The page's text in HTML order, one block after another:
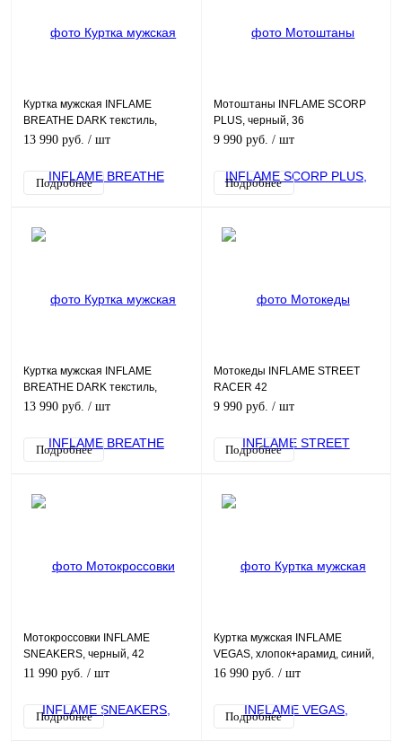
Куртка мужская INFLAME
BREATHE DARK текстиль,
черный, L
13 990 руб. / шт
Подробнее
Мотоштаны INFLAME SCORP
PLUS, черный, 36
9 990 руб. / шт
Подробнее
Куртка мужская INFLAME
BREATHE DARK текстиль,
черный, XXL
13 990 руб. / шт
Подробнее
Мотокеды INFLAME STREET
RACER 42
9 990 руб. / шт
Подробнее
Мотокроссовки INFLAME
SNEAKERS, черный, 42
11 990 руб. / шт
Подробнее
Куртка мужская INFLAME
VEGAS, хлопок+арамид, синий,
XL
16 990 руб. / шт
Подробнее